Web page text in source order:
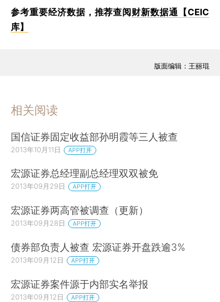
参考重要经济数据，推荐查阅 财新数据通【CEIC
库】
版面编辑：王丽琨
相关阅读
国信证券固定收益部孙明霞等三人被查
2013年10月11日 APP打开
宏源证券总经理副总经理双双被免
2013年09月29日 APP打开
宏源证券两高管被调查（更新）
2013年09月28日 APP打开
债券部负责人被查 宏源证券开盘跌逾3%
2013年09月12日 APP打开
宏源证券案件源于内部实名举报
2013年09月12日 APP打开